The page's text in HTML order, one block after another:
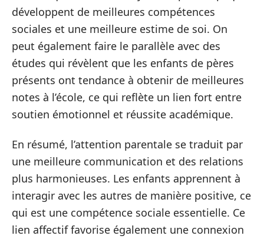
développent de meilleures compétences
sociales et une meilleure estime de soi. On
peut également faire le parallèle avec des
études qui révèlent que les enfants de pères
présents ont tendance à obtenir de meilleures
notes à l’école, ce qui reflète un lien fort entre
soutien émotionnel et réussite académique.
En résumé, l’attention parentale se traduit par
une meilleure communication et des relations
plus harmonieuses. Les enfants apprennent à
interagir avec les autres de manière positive, ce
qui est une compétence sociale essentielle. Ce
lien affectif favorise également une connexion